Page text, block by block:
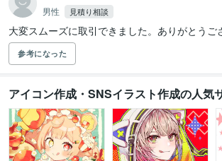
男性 見積り相談
大変スムーズに取引できました。ありがとうご
参考になった
アイコン作成・SNSイラスト作成の人気